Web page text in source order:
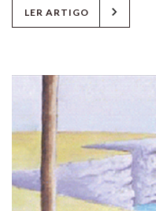
LER ARTIGO chevron_right